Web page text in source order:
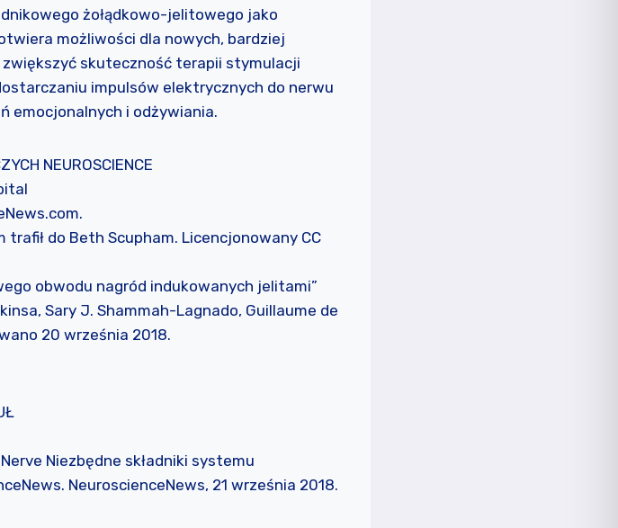
żołądkowo-jelitowego jako
możliwości dla nowych, bardziej
skuteczność terapii stymulacji
impulsów elektrycznych do nerwu
emocjonalnych i odżywiania.
NEUROSCIENCE
trafił do Beth Scupham. Licencjonowany CC
obwodu nagród indukowanych jelitami”
Sary J. Shammah-Lagnado, Guillaume de
20 września 2018.
Niezbędne składniki systemu
NeuroscienceNews, 21 września 2018.